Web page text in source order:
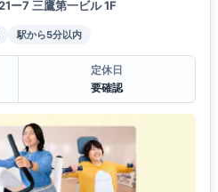
ー7 三鷹第一ビル 1F
駅から5分以内
定休日
要確認